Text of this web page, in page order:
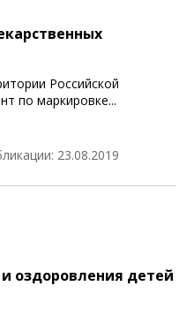
Российской
по маркировке...
23.08.2019
оздоровления детей